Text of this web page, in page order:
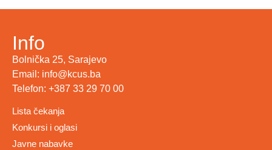
Info
Bolnička 25, Sarajevo
Email: info@kcus.ba
Telefon: +387 33 29 70 00
Lista čekanja
Konkursi i oglasi
Javne nabavke